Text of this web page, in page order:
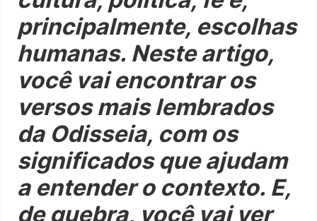
principalmente, escolhas
humanas. Neste artigo,
você vai encontrar os
versos mais lembrados
da Odisseia, com os
significados que ajudam
a entender o contexto. E,
de quebra, você vai ver